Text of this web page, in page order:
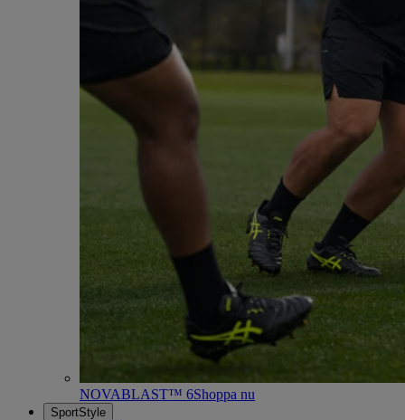
NOVABLAST™ 6Shoppa nu
SportStyle